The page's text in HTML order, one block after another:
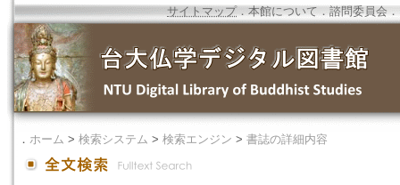
サイトマップ．本館について ． 諮問委員会 ．
． ホーム > 検索システム > 検索エンジン > 書誌の詳細内容